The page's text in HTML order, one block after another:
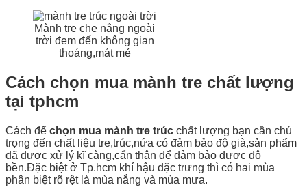
Mành tre che nắng ngoài
trời đem đến không gian
thoáng,mát mẻ
Cách chọn mua mành tre chất lượng
tại tphcm
Cách để chọn mua mành tre trúc chất lượng bạn cần chú
trọng đến chất liệu tre,trúc,nứa có đảm bảo độ già,sản phẩm
đã được xử lý kĩ càng,cẩn thận để đảm bảo được độ
bền.Đặc biệt ở Tp.hcm khí hậu đặc trưng thì có hai mùa
phân biệt rõ rệt là mùa nắng và mùa mưa.